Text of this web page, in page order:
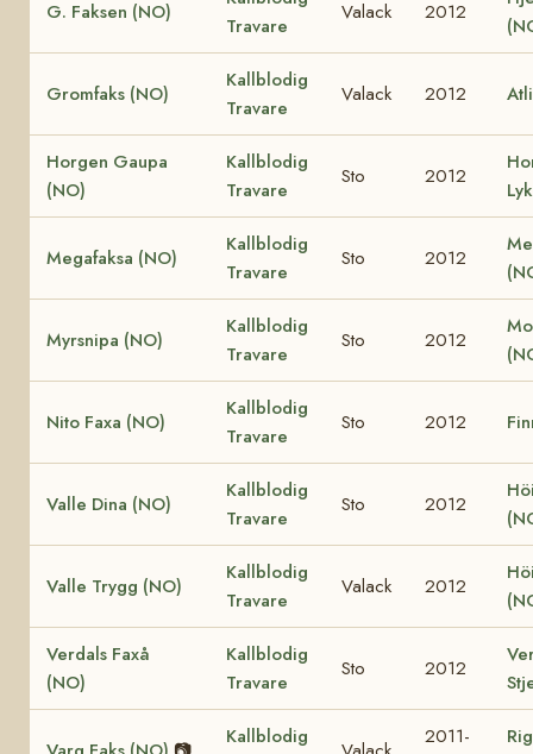
G. Faksen (NO)
Travare
Valack 2012
Gromfaks (NO)
Kallblodig
Travare
Valack 2012
Horgen Gaupa
(NO)
Kallblodig
Travare
Sto 2012
Megafaksa (NO)
Kallblodig
Travare
Sto 2012
Myrsnipa (NO)
Kallblodig
Travare
Sto 2012
Nito Faxa (NO)
Kallblodig
Travare
Sto 2012
Valle Dina (NO)
Kallblodig
Travare
Sto 2012
Valle Trygg (NO)
Kallblodig
Travare
Valack 2012
Verdals Faxå
(NO)
Kallblodig
Travare
Sto 2012
Kallblodig
2011-